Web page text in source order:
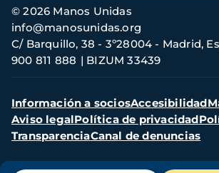
Información
de
contacto
© 2026 Manos Unidas
C/ Barquillo, 38 - 3º28004 - Madrid,
900 811 888
BIZUM 33439
info@manosunidas.org
Menú
secundario
Información a sociosAccesibilidad
Aviso legalPolítica de privacidad
TransparenciaCanal de denuncias